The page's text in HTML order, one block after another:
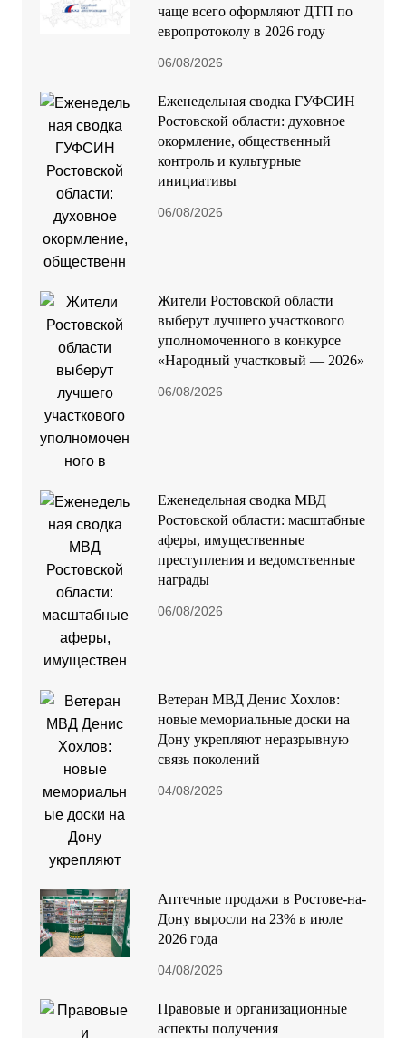
чаще всего оформляют ДТП по
европротоколу в 2026 году
06/08/2026
Еженедельная сводка ГУФСИН
Ростовской области: духовное
окормление, общественный
контроль и культурные
инициативы
06/08/2026
Жители Ростовской области
выберут лучшего участкового
уполномоченного в конкурсе
«Народный участковый — 2026»
06/08/2026
Еженедельная сводка МВД
Ростовской области: масштабные
аферы, имущественные
преступления и ведомственные
награды
06/08/2026
Ветеран МВД Денис Хохлов:
новые мемориальные доски на
Дону укрепляют неразрывную
связь поколений
04/08/2026
Аптечные продажи в Ростове-на-
Дону выросли на 23% в июле
2026 года
04/08/2026
Правовые и организационные
аспекты получения